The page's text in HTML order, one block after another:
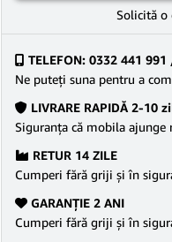
Solicită o
TELEFON: 0332 441
Ne puteţi suna pentru a
LIVRARE RAPIDĂ 2-10
Siguranţa că mobila ajunge
RETUR 14 ZILE
Cumperi fără griji şi în
GARANŢIE 2 ANI
Cumperi fără griji şi în